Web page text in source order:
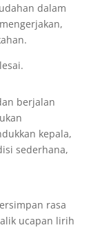
dalam
berjalan
kepala,
sederhana,
rasa
ucapan lirih